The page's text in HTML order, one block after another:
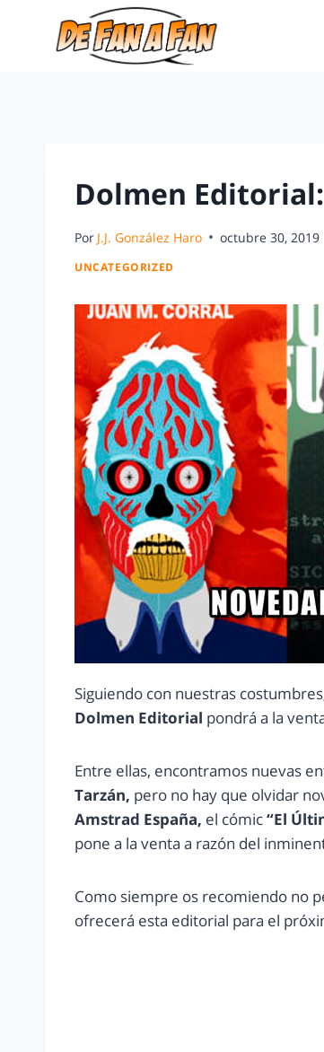
Dolmen
Por J.J. González Haro octubre 30, 2019
UNCATEGORIZED
Siguiendo con nuestras
Dolmen Editorial pondrá a la
Entre ellas, encontramos nuevas
Tarzán, pero no hay que olvidar
Amstrad España, el cómic“El
pone a la venta a razón del
Como siempre os recomiendo no
ofrecerá esta editorial para el